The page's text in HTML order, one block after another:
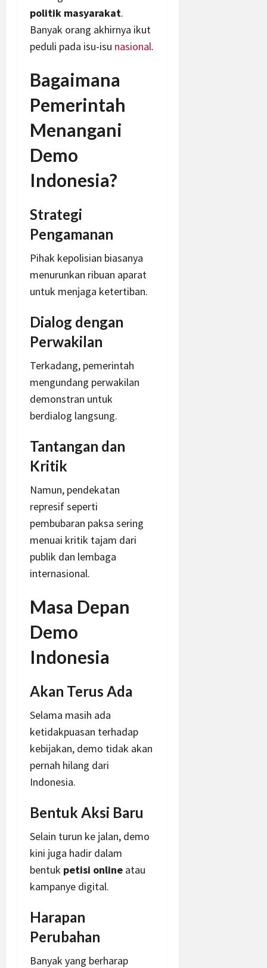
politik masyarakat.
Banyak orang akhirnya ikut
peduli pada isu-isu nasional.
Bagaimana
Pemerintah
Menangani
Demo
Indonesia?
Strategi
Pengamanan
Pihak kepolisian biasanya
menurunkan ribuan aparat
untuk menjaga ketertiban.
Dialog dengan
Perwakilan
Terkadang, pemerintah
mengundang perwakilan
demonstran untuk
berdialog langsung.
Tantangan dan
Kritik
Namun, pendekatan
represif seperti
pembubaran paksa sering
menuai kritik tajam dari
publik dan lembaga
internasional.
Masa Depan
Demo
Indonesia
Akan Terus Ada
Selama masih ada
ketidakpuasan terhadap
kebijakan, demo tidak akan
pernah hilang dari
Indonesia.
Bentuk Aksi Baru
Selain turun ke jalan, demo
kini juga hadir dalam
bentuk petisi online atau
kampanye digital.
Harapan
Perubahan
Banyak yang berharap